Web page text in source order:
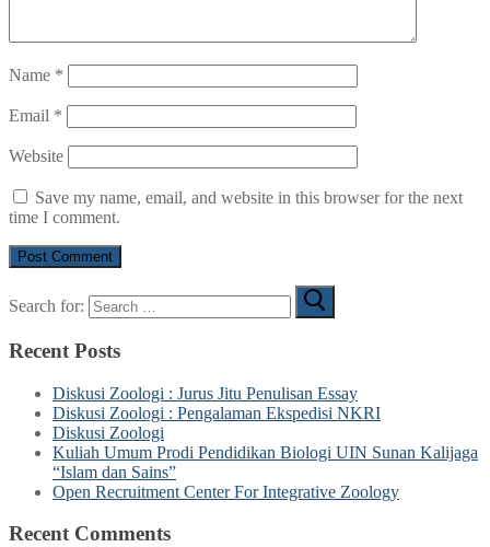
Name *
Email *
Website
Save my name, email, and website in this browser for the next
time I comment.
Search for:
Recent Posts
Diskusi Zoologi : Jurus Jitu Penulisan Essay
Diskusi Zoologi : Pengalaman Ekspedisi NKRI
Diskusi Zoologi
Kuliah Umum Prodi Pendidikan Biologi UIN Sunan Kalijaga
“Islam dan Sains”
Open Recruitment Center For Integrative Zoology
Recent Comments